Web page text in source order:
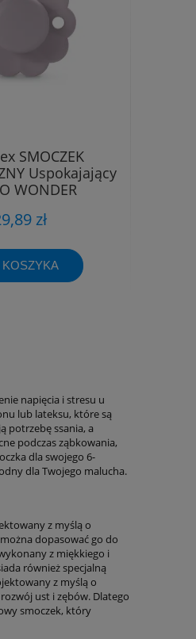
SMOCZEK
Uspokajający
WONDER
zł
KOSZYKA
napięcia i stresu u
lub lateksu, które są
potrzebę ssania, a
podczas ząbkowania,
dla swojego 6-
dla Twojego malucha.
z myślą o
dopasować go do
z miękkiego i
również specjalną
z myślą o
ust i zębów. Dlatego
smoczek, który